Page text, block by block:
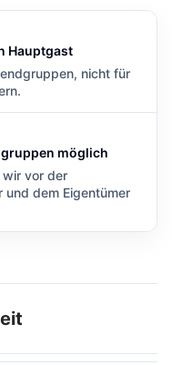
Hauptgast
nicht für
möglich
wir vor der
dem Eigentümer